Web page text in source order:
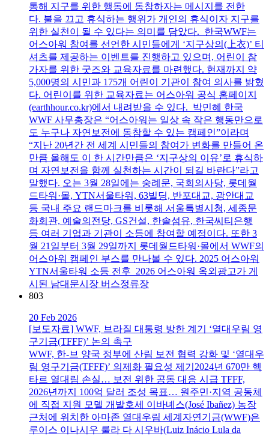
통해 지구를 위한 행동에 동참하자는 메시지를 전한
다. 불을 끄고 휴식하는 행위가 개인의 휴식이자 지구를
위한 실천이 될 수 있다는 의미를 담았다. 한국WWF는
어스아워 참여를 선언한 시민들에게 ‘지구상의(上衣)’ 티
셔츠를 제공하는 이벤트를 진행하고 있으며, 어린이 참
가자를 위한 굿즈와 교육자료를 마련했다. 현재까지 약
5,000명의 시민과 175개 어린이 기관이 참여 의사를 밝혔
다. 어린이를 위한 교육자료는 어스아워 공식 홈페이지
(earthhour.co.kr)에서 내려받을 수 있다. 박민혜 한국
WWF 사무총장은 “어스아워는 일상 속 작은 행동만으로
도 누구나 자연보전에 동참할 수 있는 캠페인”이라며
“지난 20년간 전 세계 시민들의 참여가 변화를 만들어 온
만큼 올해도 이 한 시간만큼은 ‘지구상의 이유’로 휴식하
며 자연보전을 함께 실천하는 시간이 되길 바란다”라고
말했다. 오는 3월 28일에는 숭례문, 국회의사당, 롯데월
드타워·몰, YTN서울타워, 63빌딩, 반포대교, 광안대교
등 국내 주요 랜드마크를 비롯해 서울특별시청, 세종문
화회관, 예술의전당, GS건설, 한솔섬유, 한국씨티은행
등 여러 기업과 기관이 소등에 참여할 예정이다. 또한 3
월 21일부터 3월 29일까지 롯데월드타워·몰에서 WWF의
어스아워 캠페인 부스를 만나볼 수 있다. 2025 어스아워
YTN서울타워 소등 전후 2026 어스아워 옥외광고가 게
시된 남대문시장 버스정류장
803
20 Feb 2026
[보도자료] WWF, 브라질 대통령 방한 계기 ‘열대우림 영
구기금(TFFF)’ 논의 촉구
WWF, 한-브 양국 정부에 산림 보전 협력 강화 및 ‘열대우
림 영구기금(TFFF)’ 의제화 필요성 제기2024년 670만 헥
타르 열대림 손실… 보전 위한 공동 대응 시급 TFFF,
2026년까지 100억 달러 조성 목표… 원주민·지역 공동체
에 직접 지원 모델 개발호세 이바녜스(José Ibañez) 농장
근처에 위치한 아마존 열대우림 세계자연기금(WWF)은
루이스 이나시우 룰라 다 시우바(Luiz Inácio Lula da